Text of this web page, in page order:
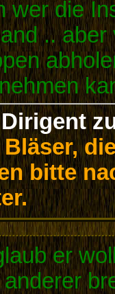
wer die
.. aber
bitte
er